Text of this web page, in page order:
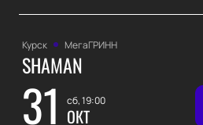
Курск МегаГРИНН
SHAMAN
31 сб, 19:00
ОКТ